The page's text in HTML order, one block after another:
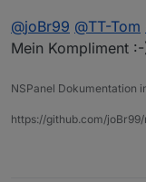
@joBr99 @TT-Tom
Mein Kompliment :-
NSPanel Dokumentation
https://github.com/